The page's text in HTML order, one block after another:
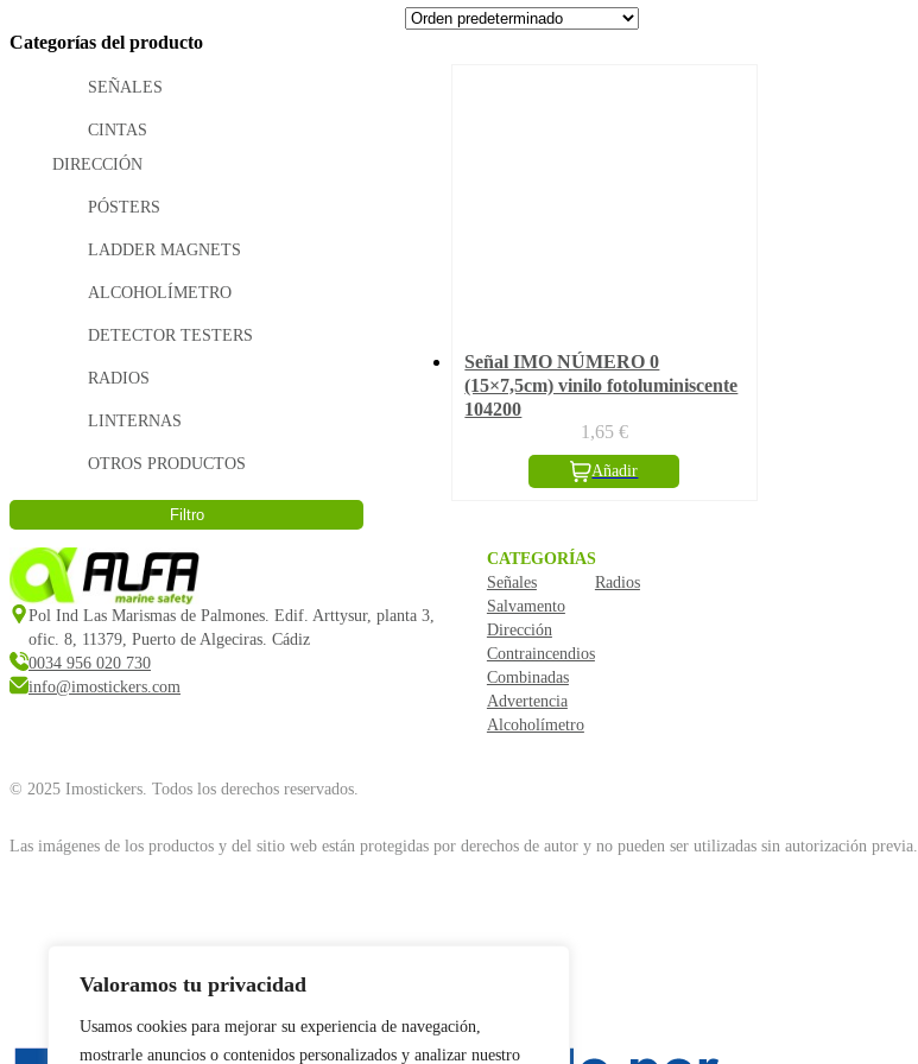
Valoramos tu privacidad
Usamos cookies para mejorar su experiencia de navegación,
mostrarle anuncios o contenidos personalizados y analizar nuestro
Categorías del producto
SEÑALES
CINTAS
DIRECCIÓN
PÓSTERS
OTROS PRODUCTOS
LADDER MAGNETS
ALCOHOLÍMETRO
DETECTOR TESTERS
RADIOS
LINTERNAS
Filtro
Señal IMO NÚMERO 0
(15×7,5cm) vinilo fotoluminiscente
104200
1,65 €
Añadir
Pol Ind Las Marismas de Palmones. Edif. Arttysur, planta 3,
ofic. 8, 11379, Puerto de Algeciras. Cádiz
0034 956 020 730
info@imostickers.com
CATEGORÍAS
Señales
Salvamento
Dirección
Contraincendios
Combinadas
Advertencia
Alcoholímetro
Radios
© 2025 Imostickers. Todos los derechos reservados.
Las imágenes de los productos y del sitio web están protegidas por derechos de autor y no pueden ser utilizadas sin autorización previa.